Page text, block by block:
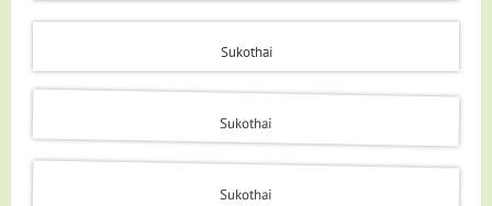
Sukothai
Sukothai
Sukothai